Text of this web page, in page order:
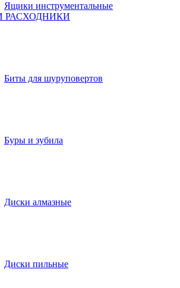
Ящики инструментальные
РАСХОДНИКИ
Биты для шуруповертов
Буры и зубила
Диски алмазные
Диски пильные